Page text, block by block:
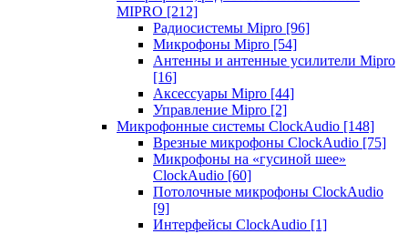
MIPRO [212]
Радиосистемы Mipro [96]
Микрофоны Mipro [54]
Антенны и антенные усилители Mipro
[16]
Аксессуары Mipro [44]
Управление Mipro [2]
Микрофонные системы ClockAudio [148]
Врезные микрофоны ClockAudio [75]
Микрофоны на «гусиной шее»
ClockAudio [60]
Потолочные микрофоны ClockAudio
[9]
Интерфейсы ClockAudio [1]